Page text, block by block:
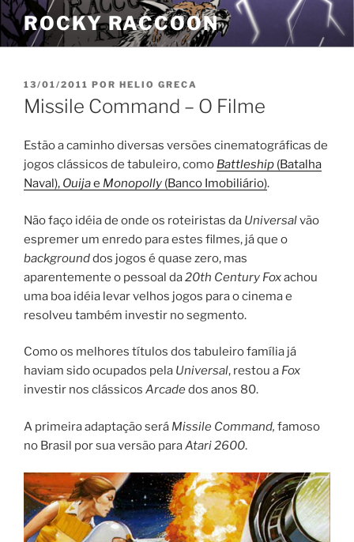
Pular
para
o
ROCKY RACCOON
PUBLICADO
EM
13/01/2011 POR HELIO GRECA
Missile Command – O Filme
Estão a caminho diversas versões cinematográficas de
jogos clássicos de tabuleiro, como Battleship (Batalha
Naval), Ouijae Monopolly (Banco Imobiliário).
Não faço idéia de onde os roteiristas da Universalvão
espremer um enredo para estes filmes, já que o
backgrounddos jogos é quase zero, mas
aparentemente o pessoal da20th Century Foxachou
uma boa idéia levar velhos jogos para o cinema e
resolveu também investir no segmento.
Como os melhores títulos dos tabuleiro família já
haviam sido ocupados pela Universal, restou a Fox
investir nos clássicos Arcadedos anos 80.
A primeira adaptação será Missile Command, famoso
no Brasil por sua versão paraAtari 2600.